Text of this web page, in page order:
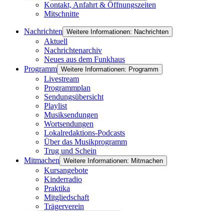
Kontakt, Anfahrt & Öffnungszeiten
Mitschnitte
Nachrichten Weitere Informationen: Nachrichten
Aktuell
Nachrichtenarchiv
Neues aus dem Funkhaus
Programm Weitere Informationen: Programm
Livestream
Programmplan
Sendungsübersicht
Playlist
Musiksendungen
Wortsendungen
Lokalredaktions-Podcasts
Über das Musikprogramm
Trug und Schein
Mitmachen Weitere Informationen: Mitmachen
Kursangebote
Kinderradio
Praktika
Mitgliedschaft
Trägerverein